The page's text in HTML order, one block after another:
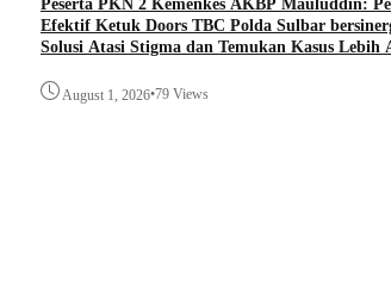
Peserta PKN 2 Kemenkes AKBP Mauluddin:
Efektif Ketuk Doors TBC Polda Sulbar
Solusi Atasi Stigma dan Temukan Kasus Lebih
August 1, 2026•79 Views